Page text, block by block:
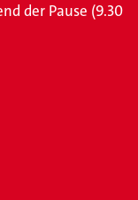
der Pause (9.30